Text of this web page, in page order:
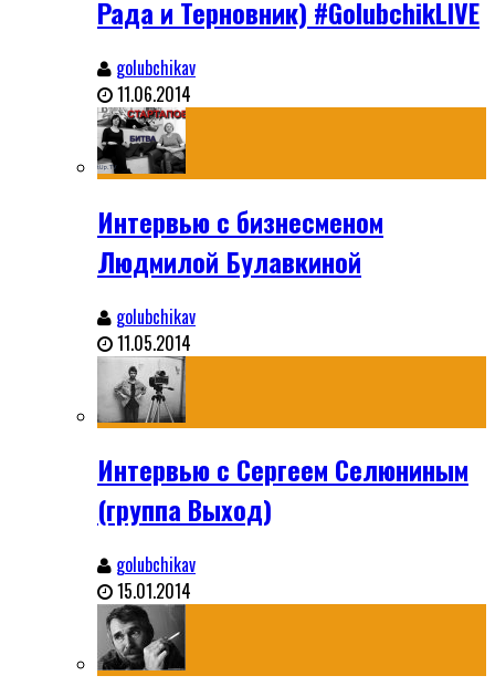
Рада и Терновник) #GolubchikLIVE
golubchikav
11.06.2014
Интервью с бизнесменом
Людмилой Булавкиной
golubchikav
11.05.2014
Интервью с Сергеем Селюниным
(группа Выход)
golubchikav
15.01.2014